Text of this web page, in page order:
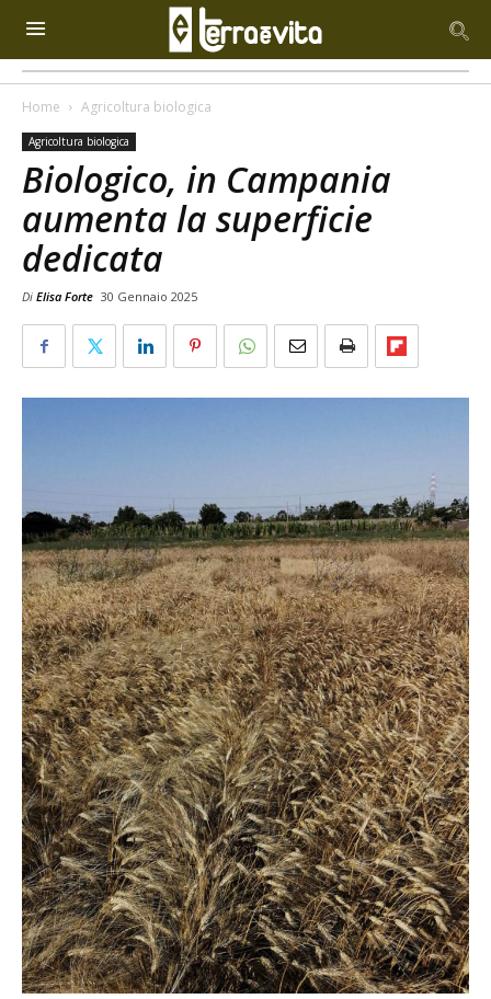
Home Agricoltura biologica
Agricoltura biologica
Biologico, in Campania
aumenta la superficie
dedicata
Di Elisa Forte 30 Gennaio 2025